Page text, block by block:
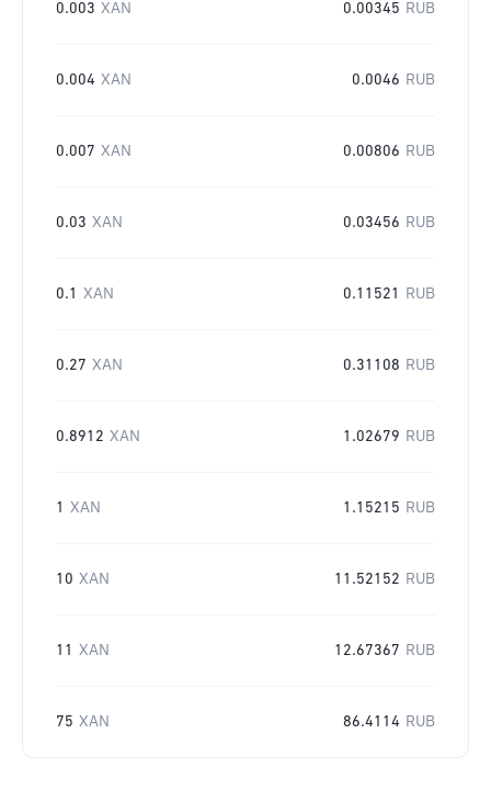
0.003 XAN 0.00345 RUB
0.004 XAN 0.0046 RUB
0.007 XAN 0.00806 RUB
0.03 XAN 0.03456 RUB
0.1 XAN 0.11521 RUB
0.27 XAN 0.31108 RUB
0.8912 XAN 1.02679 RUB
1 XAN 1.15215 RUB
10 XAN 11.52152 RUB
11 XAN 12.67367 RUB
75 XAN 86.4114 RUB